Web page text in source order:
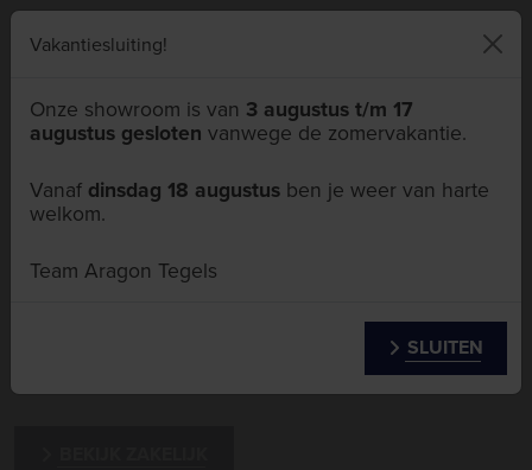
Projecten
Vakantiesluiting!
Onze showroom is van 3 augustus t/m 17
augustus gesloten vanwege de zomervakantie.
Vanaf dinsdag 18 augustus ben je weer van harte
welkom.
Team Aragon Tegels
SLUITEN